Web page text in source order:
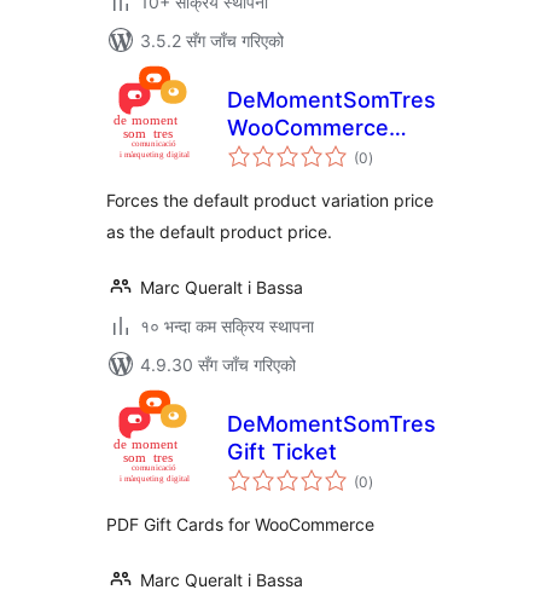
3.5.2 सँग जाँच गरिएको
DeMomentSomTres
WooCommerce
Default Price(0कुल
रेटिङ्गहरू
)
Forces the default product variation price
as the default product price.
Marc Queralt i Bassa
१० भन्दा कम सक्रिय स्थापना
4.9.30 सँग जाँच गरिएको
DeMomentSomTres
Gift Ticket
(0कुल
रेटिङ्गहरू
)
PDF Gift Cards for WooCommerce
Marc Queralt i Bassa